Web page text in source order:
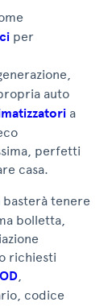
per
auto
a
perfetti
casa.
basterà tenere
bolletta,
richiesti
,
codice